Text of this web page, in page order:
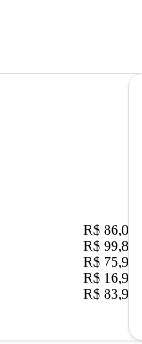
R$ 86,00
R$ 99,89
R$ 75,90
R$ 16,90
R$ 83,90